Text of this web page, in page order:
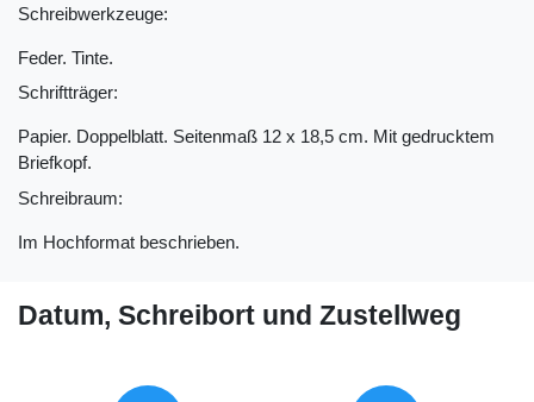
Schreibwerkzeuge:
Feder. Tinte.
Schriftträger:
Papier. Doppelblatt. Seitenmaß 12 x 18,5 cm. Mit gedrucktem
Briefkopf.
Schreibraum:
Im Hochformat beschrieben.
Datum, Schreibort und Zustellweg